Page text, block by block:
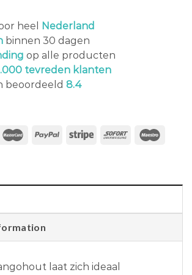
heel
Nederland
binnen 30 dagen
op alle producten
tevreden klanten
beoordeeld 8.4
laat zich ideaal